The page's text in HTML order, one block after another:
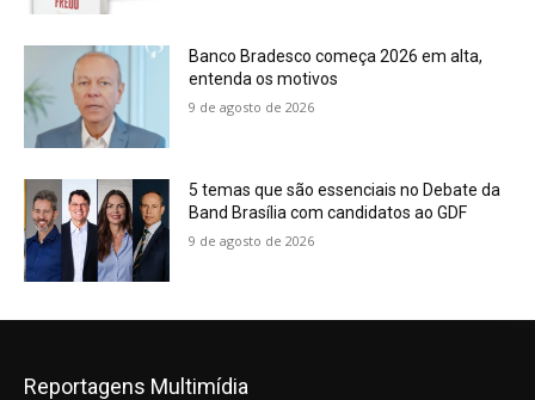
Banco Bradesco começa 2026 em alta,
entenda os motivos
9 de agosto de 2026
5 temas que são essenciais no Debate da
Band Brasília com candidatos ao GDF
9 de agosto de 2026
Reportagens Multimídia